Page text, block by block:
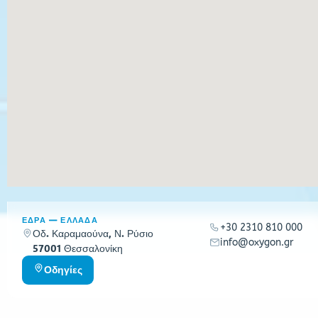
ΕΔΡΑ — ΕΛΛΑΔΑ
Οδ. Καραμαούνα, Ν. Ρύσιο
57001 Θεσσαλονίκη
+30 2310 810 000
info@oxygon.gr
Οδηγίες